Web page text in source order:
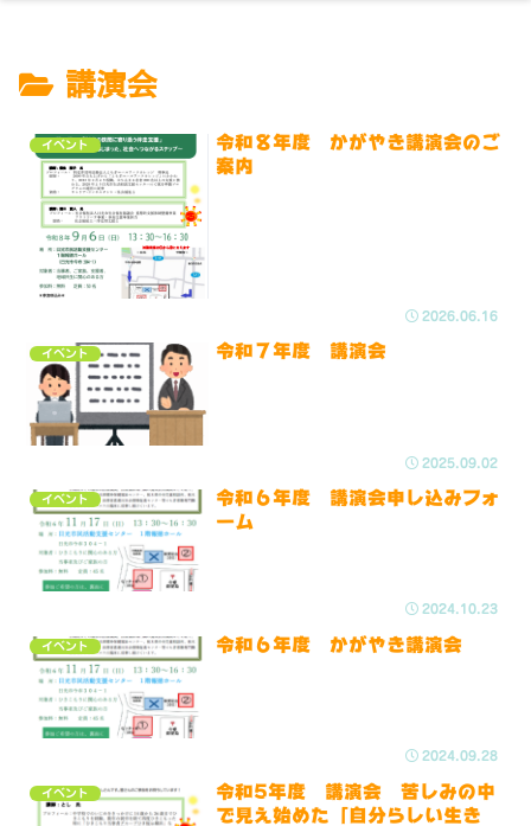
講演会
イベント
令和８年度 かがやき講演会のご
案内
2026.06.16
イベント 令和７年度 講演会
2025.09.02
イベント
令和６年度 講演会申し込みフォ
ーム
2024.10.23
イベント 令和６年度 かがやき講演会
2024.09.28
イベント
令和5年度 講演会 苦しみの中
で見え始めた「自分らしい生き